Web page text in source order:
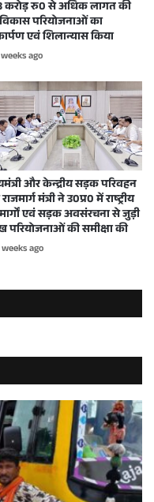
करोड़ रु0 से अधिक लागत की
परियोजनाओं का
एवं शिलान्यास किया
ago
और केन्द्रीय सड़क परिवहन
मंत्री ने उ0प्र0 में राष्ट्रीय
एवं सड़क अवसंरचना से जुड़ी
परियोजनाओं की समीक्षा की
ago